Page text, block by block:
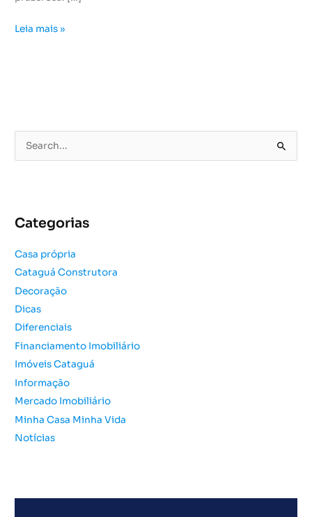
Leia mais »
e
i
a
r
p
o
r
:
Categorias
Casa própria
Cataguá Construtora
Decoração
Dicas
Diferenciais
Financiamento Imobiliário
Imóveis Cataguá
Informação
Mercado Imobiliário
Minha Casa Minha Vida
Notícias